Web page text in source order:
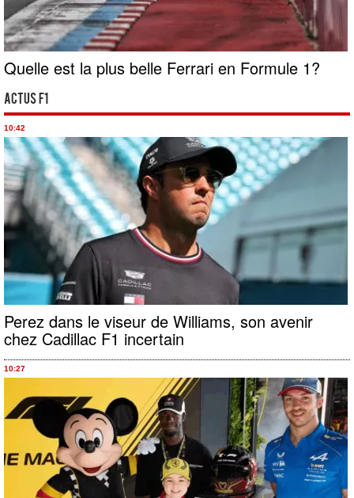
Quelle est la plus belle Ferrari en Formule 1?
Actus F1
10:42
Perez dans le viseur de Williams, son avenir
chez Cadillac F1 incertain
10:27